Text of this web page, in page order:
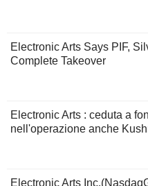
Electronic Arts Says PIF,
Complete Takeover
Electronic Arts : ceduta a
nell'operazione anche
Electronic Arts